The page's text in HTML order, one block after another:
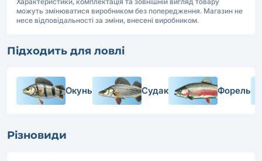
можуть змінюватися виробником без попередження. Магазин не
несе відповідальності за зміни, внесені виробником.
Підходить для ловлі
Окунь Судак Форель
Різновиди